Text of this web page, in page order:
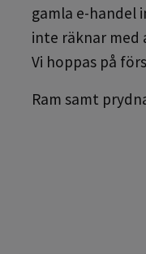
gamla e-handel
inte räknar
Vi hoppas på
Ram samt